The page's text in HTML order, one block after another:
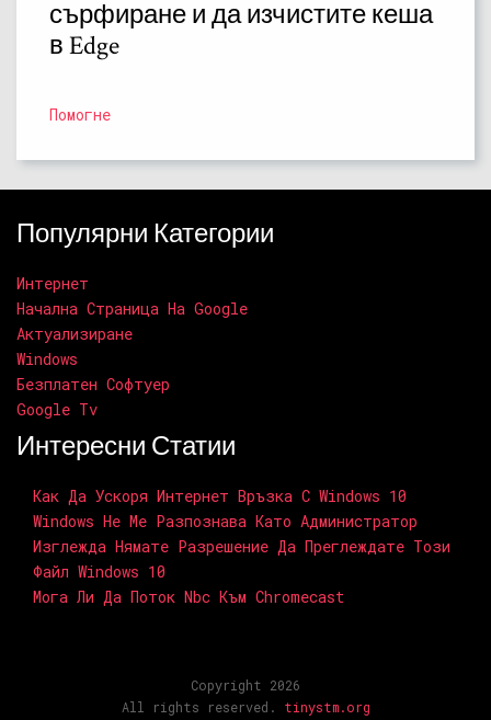
сърфиране и да изчистите кеша
в Edge
Помогне
Популярни Категории
Интернет
Начална Страница На Google
Актуализиране
Windows
Безплатен Софтуер
Google Tv
Интересни Статии
Как Да Ускоря Интернет Връзка С Windows 10
Windows Не Ме Разпознава Като Администратор
Изглежда Нямате Разрешение Да Преглеждате Този
Файл Windows 10
Мога Ли Да Поток Nbc Към Chromecast
Copyright 2026
All rights reserved. tinystm.org